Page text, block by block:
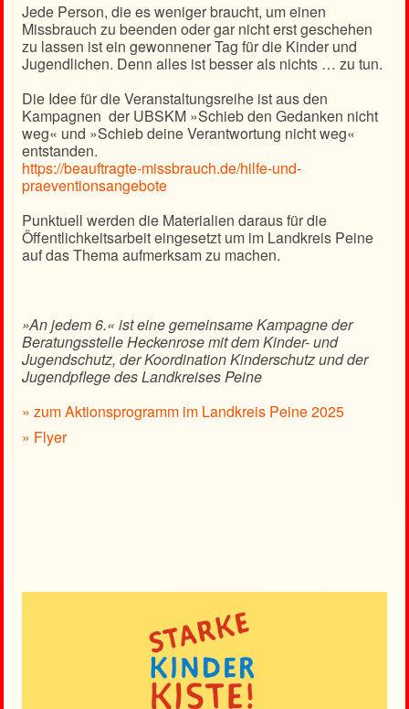
Jede Person, die es weniger braucht, um einen
Missbrauch zu beenden oder gar nicht erst geschehen
zu lassen ist ein gewonnener Tag für die Kinder und
Jugendlichen. Denn alles ist besser als nichts … zu tun.
Die Idee für die Veranstaltungsreihe ist aus den
Kampagnen der UBSKM »Schieb den Gedanken nicht
weg« und »Schieb deine Verantwortung nicht weg«
entstanden.
https://beauftragte-missbrauch.de/hilfe-und-
praeventionsangebote
Punktuell werden die Materialien daraus für die
Öffentlichkeitsarbeit eingesetzt um im Landkreis Peine
auf das Thema aufmerksam zu machen.
»An jedem 6.« ist eine gemeinsame Kampagne der
Beratungsstelle Heckenrose mit dem Kinder- und
Jugendschutz, der Koordination Kinderschutz und der
Jugendpflege des Landkreises Peine
» zum Aktionsprogramm im Landkreis Peine 2025
» Flyer